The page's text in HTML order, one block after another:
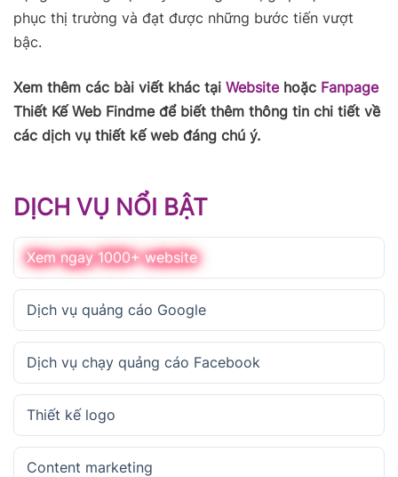
phục thị trường và đạt được những bước tiến vượt
bậc.
Xem thêm các bài viết khác tại Websitehoặc Fanpage
Thiết Kế Web Findme để biết thêm thông tin chi tiết về
các dịch vụ thiết kế web đáng chú ý.
DỊCH VỤ NỔI BẬT
Xem ngay 1000+ website
Dịch vụ quảng cáo Google
Dịch vụ chạy quảng cáo Facebook
Thiết kế logo
Content marketing